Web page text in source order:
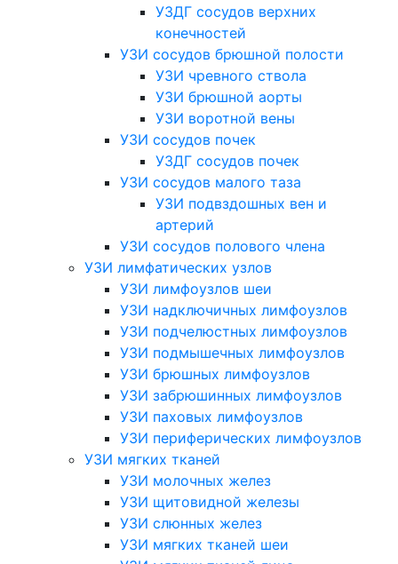
УЗДГ сосудов верхних
конечностей
УЗИ сосудов брюшной полости
УЗИ чревного ствола
УЗИ брюшной аорты
УЗИ воротной вены
УЗИ сосудов почек
УЗДГ сосудов почек
УЗИ сосудов малого таза
УЗИ подвздошных вен и
артерий
УЗИ сосудов полового члена
УЗИ лимфатических узлов
УЗИ лимфоузлов шеи
УЗИ надключичных лимфоузлов
УЗИ подчелюстных лимфоузлов
УЗИ подмышечных лимфоузлов
УЗИ брюшных лимфоузлов
УЗИ забрюшинных лимфоузлов
УЗИ паховых лимфоузлов
УЗИ периферических лимфоузлов
УЗИ мягких тканей
УЗИ молочных желез
УЗИ щитовидной железы
УЗИ слюнных желез
УЗИ мягких тканей шеи